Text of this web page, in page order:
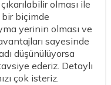
olması ile
biçimde
yerinin olması ve
sayesinde
düşünülüyorsa
ederiz. Detaylı
çok isteriz.